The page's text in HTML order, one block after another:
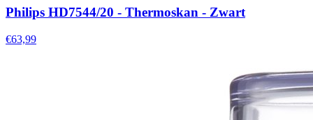
Philips HD7544/20 - Thermoskan - Zwart
€63,99